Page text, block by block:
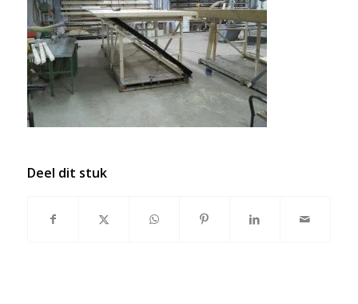
Deel dit stuk